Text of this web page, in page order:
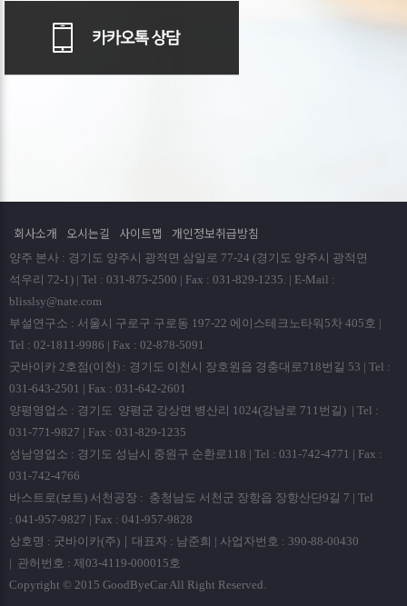
회사소개 오시는길 사이트맵 개인정보취급방침
양주 본사 : 경기도 양주시 광적면 삼일로 77-24 (경기도 양주시 광적면
석우리 72-1) | Tel : 031-875-2500 | Fax : 031-829-1235. | E-Mail :
blisslsy@nate.com
부설연구소 : 서울시 구로구 구로동 197-22 에이스테크노타워5차 405호 |
Tel : 02-1811-9986 | Fax : 02-878-5091
굿바이카 2호점(이천) : 경기도 이천시 장호원읍 경충대로718번길 53 | Tel :
031-643-2501 | Fax : 031-642-2601
양평영업소 : 경기도 양평군 강상면 병산리 1024(강남로 711번길) | Tel :
031-771-9827 | Fax : 031-829-1235
성남영업소 : 경기도 성남시 중원구 순환로118 | Tel : 031-742-4771 | Fax :
031-742-4766
바스트로(보트) 서천공장 : 충청남도 서천군 장항읍 장항산단9길 7 | Tel
: 041-957-9827 | Fax : 041-957-9828
상호명 : 굿바이카(주)｜대표자 : 남준희 | 사업자번호 : 390-88-00430
| 관허번호 : 제03-4119-000015호
Copyright © 2015 GoodByeCar All Right Reserved.